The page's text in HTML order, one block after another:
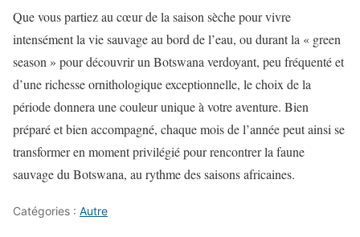
Que vous partiez au cœur de la saison sèche pour vivre
intensément la vie sauvage au bord de l’eau, ou durant la « green
season » pour découvrir un Botswana verdoyant, peu fréquenté et
d’une richesse ornithologique exceptionnelle, le choix de la
période donnera une couleur unique à votre aventure. Bien
préparé et bien accompagné, chaque mois de l’année peut ainsi se
transformer en moment privilégié pour rencontrer la faune
sauvage du Botswana, au rythme des saisons africaines.
Catégories : Autre